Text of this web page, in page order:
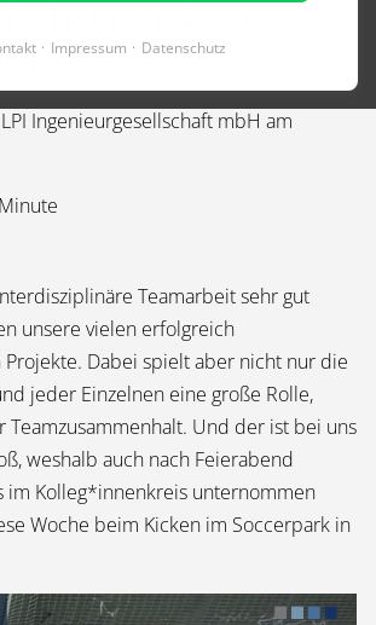
Impressum Datenschutz
Hannover.
Ingenieurgesellschaft mbH am
Teamarbeit sehr gut
unsere vielen erfolgreich
Projekte. Dabei spielt aber nicht nur die
jeder Einzelnen eine große Rolle,
Teamzusammenhalt. Und der ist bei uns
weshalb auch nach Feierabend
im Kolleg*innenkreis unternommen
Woche beim Kicken im Soccerpark in